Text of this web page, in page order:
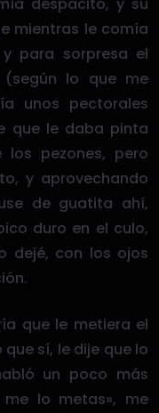
mientras le comía
para sorpresa el
lo que me
unos pectorales
que le daba pinta
pezones, pero
y aprovechando
de guatita ahí,
duro en el culo,
dejé, con los ojos
que le metiera el
sí, le dije que lo
un poco más
lo metas», me